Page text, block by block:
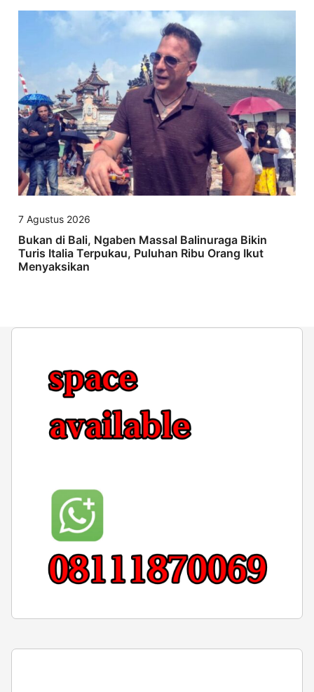
7 Agustus 2026
Bukan di Bali, Ngaben Massal Balinuraga Bikin
Turis Italia Terpukau, Puluhan Ribu Orang Ikut
Menyaksikan